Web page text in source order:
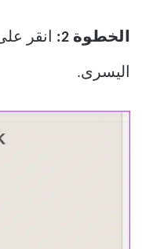
الخطوة 2: انقر
اليسرى.